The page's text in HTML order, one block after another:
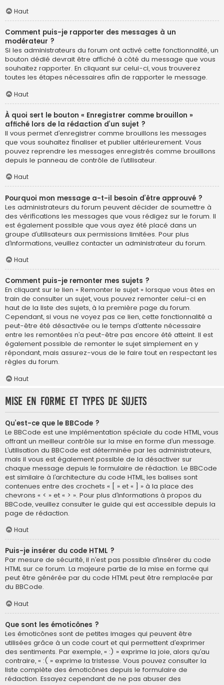
Haut
Comment puis-je rapporter des messages à un
modérateur ?
Si les administrateurs du forum ont activé cette fonctionnalité, un
bouton dédié devrait être affiché à côté du message que vous
souhaitez rapporter. En cliquant sur celui-ci, vous trouverez
toutes les étapes nécessaires afin de rapporter le message.
Haut
À quoi sert le bouton « Enregistrer comme brouillon »
affiché lors de la rédaction d’un sujet ?
Il vous permet d’enregistrer comme brouillons les messages
que vous souhaitez finaliser et publier ultérieurement. Vous
pouvez reprendre les messages enregistrés comme brouillons
depuis le panneau de contrôle de l’utilisateur.
Haut
Pourquoi mon message a-t-il besoin d’être approuvé ?
Les administrateurs du forum peuvent décider de soumettre à
des vérifications les messages que vous rédigez sur le forum. Il
est également possible que vous ayez été placé dans un
groupe d’utilisateurs aux permissions limitées. Pour plus
d’informations, veuillez contacter un administrateur du forum.
Haut
Comment puis-je remonter mes sujets ?
En cliquant sur le lien « Remonter le sujet » lorsque vous êtes en
train de consulter un sujet, vous pouvez remonter celui-ci en
haut de la liste des sujets, à la première page du forum.
Cependant, si vous ne voyez pas ce lien, cette fonctionnalité a
peut-être été désactivée ou le temps d’attente nécessaire
entre les remontées n’a peut-être pas encore été atteint. Il est
également possible de remonter le sujet simplement en y
répondant, mais assurez-vous de le faire tout en respectant les
règles du forum.
Haut
Mise en forme et types de sujets
Qu’est-ce que le BBCode ?
Le BBCode est une implémentation spéciale du code HTML, vous
offrant un meilleur contrôle sur la mise en forme d’un message.
L’utilisation du BBCode est déterminée par les administrateurs,
mais il vous est également possible de la désactiver sur
chaque message depuis le formulaire de rédaction. Le BBCode
est similaire à l’architecture du code HTML, les balises sont
contenues entre des crochets « [ » et « ] » à la place des
chevrons « < » et « > ». Pour plus d’informations à propos du
BBCode, veuillez consulter le guide qui est accessible depuis la
page de rédaction.
Haut
Puis-je insérer du code HTML ?
Par mesure de sécurité, il n’est pas possible d’insérer du code
HTML sur ce forum. La majeure partie de la mise en forme qui
peut être générée par du code HTML peut être remplacée par
du BBCode.
Haut
Que sont les émoticônes ?
Les émoticônes sont de petites images qui peuvent être
utilisées grâce à un code court et qui permettent d’exprimer
des sentiments. Par exemple, « :) » exprime la joie, alors qu’au
contraire, « :( » exprime la tristesse. Vous pouvez consulter la
liste complète des émoticônes depuis le formulaire de
rédaction. Essayez cependant de ne pas abuser des